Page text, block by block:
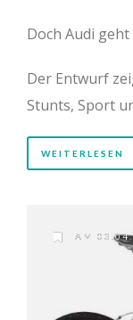
Doch Audi
Der Entwurf
Stunts, Sport
WEITERLESEN
AM